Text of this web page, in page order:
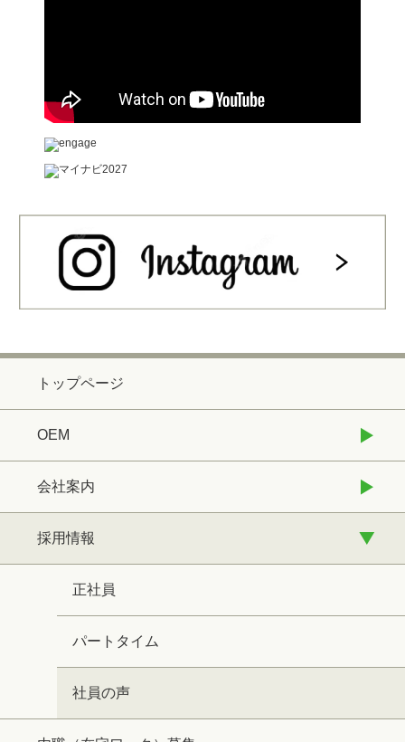
トップページ
OEM
会社案内
採用情報
正社員
パートタイム
社員の声